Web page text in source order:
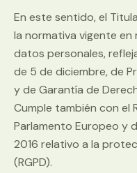
En este sentido, el
la normativa vigente
datos personales,
de 5 de diciembre, de
y de Garantía de
Cumple también con el
Parlamento Europeo y
2016 relativo a la
(RGPD).